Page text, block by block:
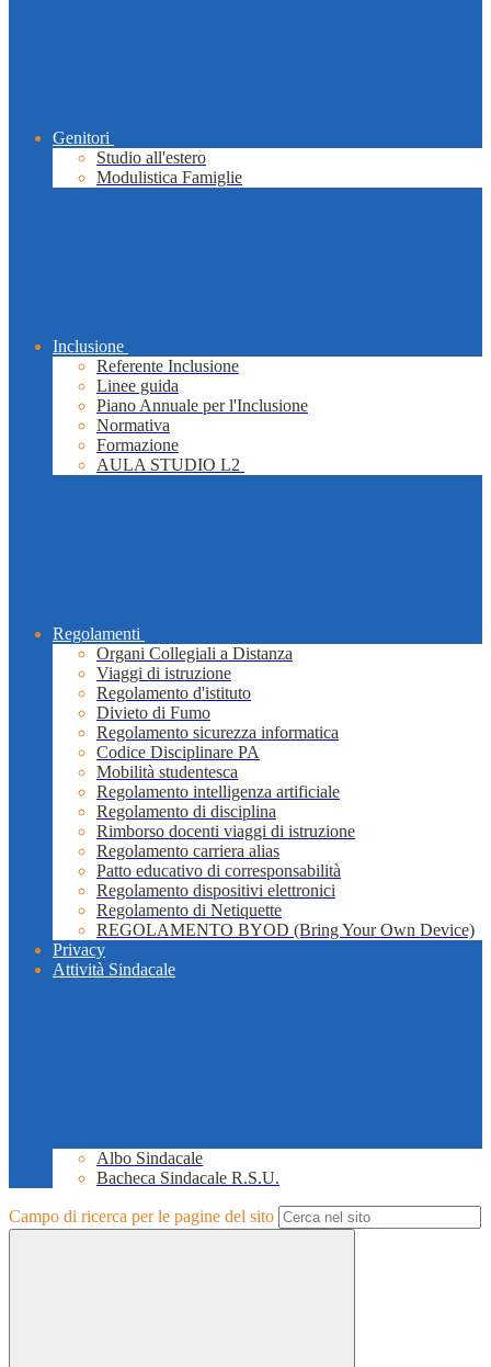
Genitori
Studio all'estero
Modulistica Famiglie
Inclusione
Referente Inclusione
Linee guida
Piano Annuale per l'Inclusione
Normativa
Formazione
AULA STUDIO L2
Regolamenti
Organi Collegiali a Distanza
Viaggi di istruzione
Regolamento d'istituto
Divieto di Fumo
Regolamento sicurezza informatica
Codice Disciplinare PA
Mobilità studentesca
Regolamento intelligenza artificiale
Regolamento di disciplina
Rimborso docenti viaggi di istruzione
Regolamento carriera alias
Patto educativo di corresponsabilità
Regolamento dispositivi elettronici
Regolamento di Netiquette
REGOLAMENTO BYOD (Bring Your Own Device)
Privacy
Attività Sindacale
Albo Sindacale
Bacheca Sindacale R.S.U.
Campo di ricerca per le pagine del sito